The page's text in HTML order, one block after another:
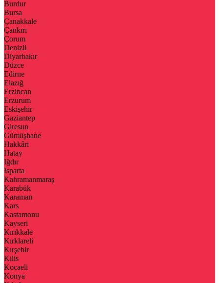
Burdur
Bursa
Çanakkale
Çankırı
Çorum
Denizli
Diyarbakır
Düzce
Edirne
Elazığ
Erzincan
Erzurum
Eskişehir
Gaziantep
Giresun
Gümüşhane
Hakkâri
Hatay
Iğdır
Isparta
Kahramanmaraş
Karabük
Karaman
Kars
Kastamonu
Kayseri
Kırıkkale
Kırklareli
Kırşehir
Kilis
Kocaeli
Konya